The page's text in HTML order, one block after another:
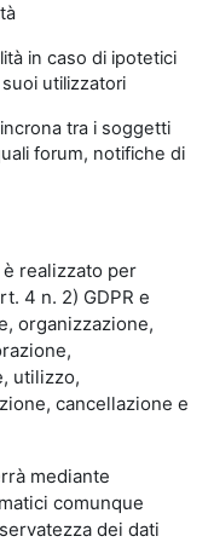
in caso di ipotetici
utilizzatori
tra i soggetti
forum, notifiche di
realizzato per
4 n. 2) GDPR e
organizzazione,
utilizzo,
cancellazione e
mediante
comunque
dei dati